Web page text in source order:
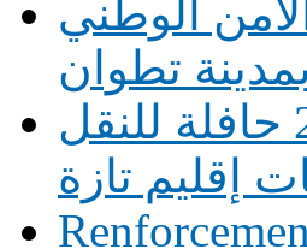
الوطني
بمدينة تطوان
دعم التمدرس بالوسط القروي: تسليم 28 حافلة للنقل
إقليم تازة